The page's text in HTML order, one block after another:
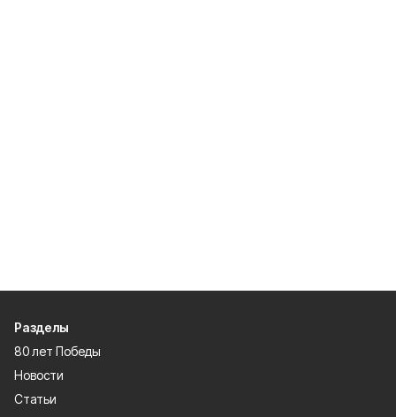
Разделы
80 лет Победы
Новости
Статьи